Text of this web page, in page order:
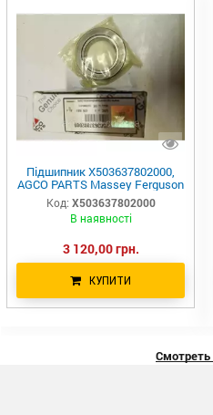
Підшипник X503637802000,
AGCO PARTS Massey Ferguson
Код: X503637802000
В наявності
3 120,00 грн.
КУПИТИ
Смотреть